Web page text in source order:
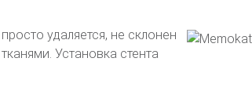
удаляется, не склонен
Установка стента